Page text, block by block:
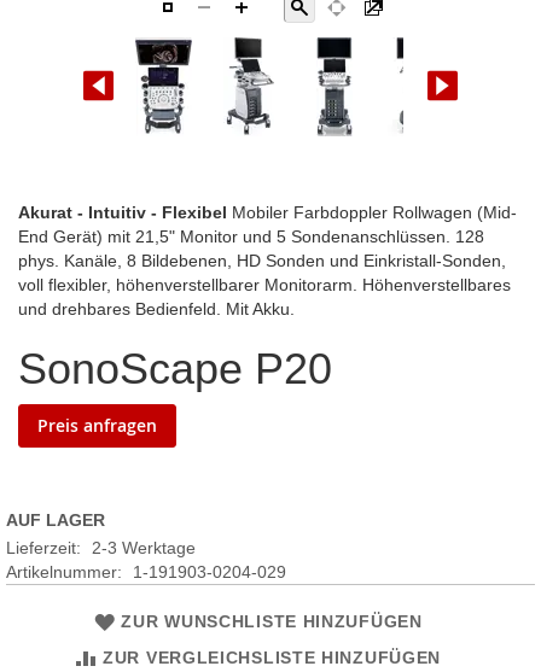
SonoScape P20
Preis anfragen
AUF LAGER
Lieferzeit:
2-3 Werktage
Artikelnummer
1-191903-0204-029
ZUR WUNSCHLISTE HINZUFÜGEN
ZUR VERGLEICHSLISTE HINZUFÜGEN
Zum
Anfang
der
Bildgalerie
springen
Akurat - Intuitiv - Flexibel Mobiler Farbdoppler Rollwagen (Mid-
End Gerät) mit 21,5" Monitor und 5 Sondenanschlüssen. 128
phys. Kanäle, 8 Bildebenen, HD Sonden und Einkristall-Sonden,
voll flexibler, höhenverstellbarer Monitorarm. Höhenverstellbares
und drehbares Bedienfeld. Mit Akku.